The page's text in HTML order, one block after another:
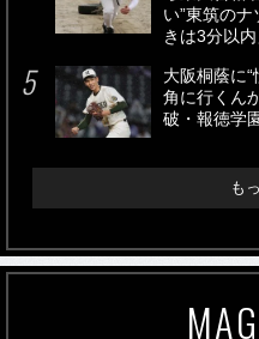
い”東筑の
きは3分以内
大阪桐蔭に
角に行くん
破・報徳学
も